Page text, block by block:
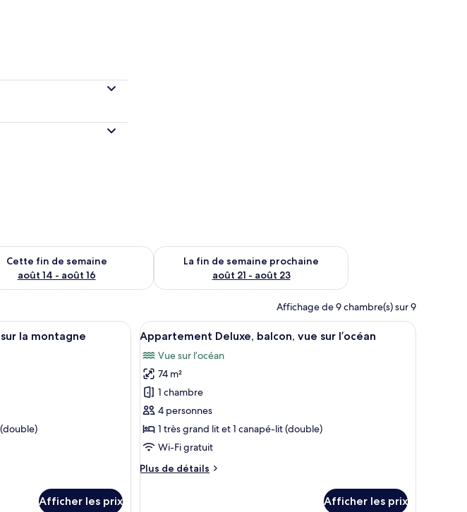
11
Cette fin de semaine
août 14 - août 16
disponibilité pour cette fin de semaine août 14 - août 16
La fin de semaine prochaine
août 21 - août 23
Vérifier la disponibilité pour la fin de semaine prochaine août
Affichage de 9 chambre(s) sur 9
lampe.
vaste espace de vie comprenant un canapé, une table basse et une table à manger préparée pour le petit-
la montagne
Afficher les prix
Afficher
toutes
les
photos
pour
ce
type
de
chambre :
Appartement
Un salon moderne avec un canapé, une
24
Appartement Deluxe, balcon, vue sur l’océan
Vue sur l’océan
74 m²
1 chambre
4 personnes
1 très grand lit et 1 canapé-lit (double)
Wi-Fi gratuit
Plus de détails
Plus
Afficher les prix